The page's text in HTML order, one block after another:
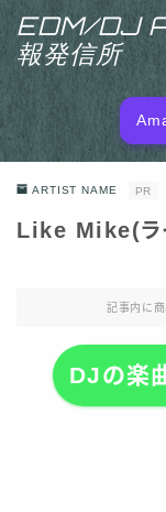
EDM/DJ
報発信所
MENU
EDM/DJ/PD
SITEMAP
ARTIST NAME PR
Like Mike(ラ
記事内に
DJの楽